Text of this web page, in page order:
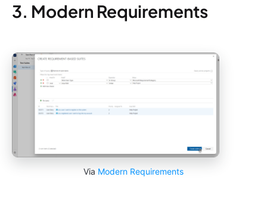
3. Modern Requirements
Via Modern Requirements